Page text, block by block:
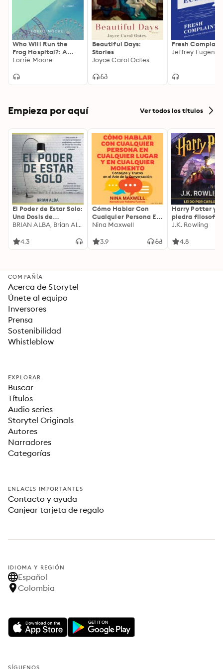
to It is an “exquisite collection” (The Wall Street
Journal) and a “quiet masterpiece by a true American
original” (NPR).
Who Will Run the
Frog Hospital?: A
Novel
Lorrie Moore
Beautiful Days:
Stories
Joyce Carol Oates
Fresh
Jeffrey
Empieza por aquí Ver todos los títulos
El Poder de Estar Solo:
Una Dosis de
Motivación
Ideas Revolucionarias
BRIAN ALBA, Brian Alba
4.3
Cómo Hablar Con
Cualquier Persona En
Cualquier Lugar Y En
Nina Maxwell
3.9
Harry Potter y
piedra filosofal
J.K. Rowling
4.8
COMPAÑÍA
Acerca de Storytel
Únete al equipo
Inversores
Prensa
Sostenibilidad
Whistleblow
EXPLORAR
Buscar
Títulos
Audio series
Storytel Originals
Autores
Narradores
Categorías
ENLACES IMPORTANTES
Contacto y ayuda
Canjear tarjeta de regalo
IDIOMA Y REGIÓN
Español
Colombia
SÍGUENOS